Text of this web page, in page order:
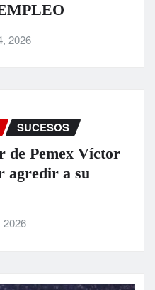
2026
SUCESOS
de Pemex Víctor
agredir a su
2026